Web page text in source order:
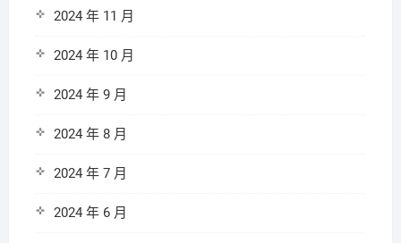
2024 年 11 月
2024 年 10 月
2024 年 9 月
2024 年 8 月
2024 年 7 月
2024 年 6 月